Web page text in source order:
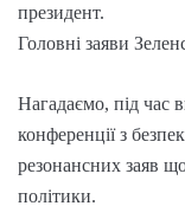
президент.
Головні заяви
Нагадаємо, під час
конференції з
резонансних заяв
політики.